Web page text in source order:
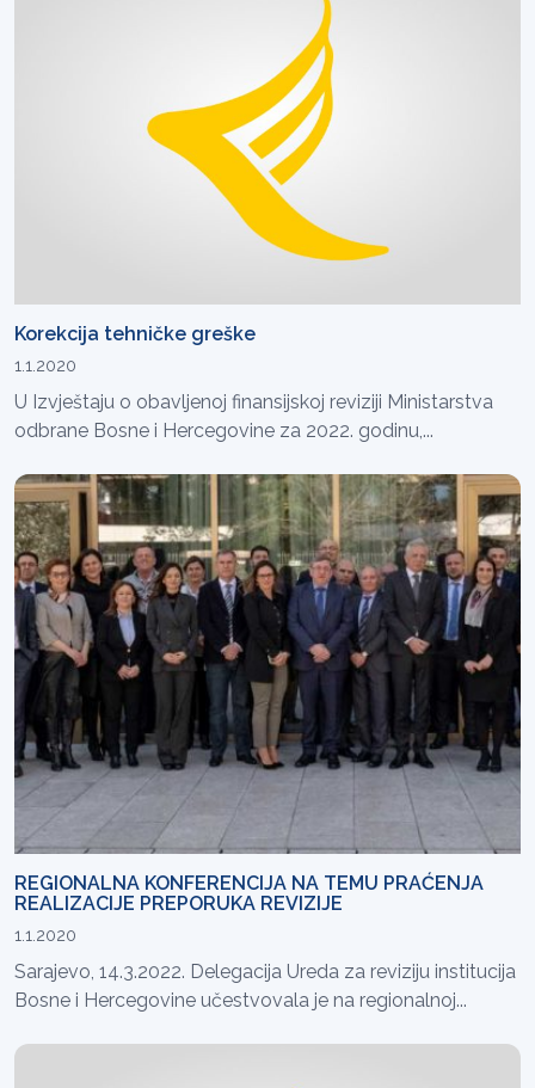
Korekcija tehničke greške
1.1.2020
U Izvještaju o obavljenoj finansijskoj reviziji Ministarstva
odbrane Bosne i Hercegovine za 2022. godinu,...
REGIONALNA KONFERENCIJA NA TEMU PRAĆENJA
REALIZACIJE PREPORUKA REVIZIJE
1.1.2020
Sarajevo, 14.3.2022. Delegacija Ureda za reviziju institucija
Bosne i Hercegovine učestvovala je na regionalnoj...